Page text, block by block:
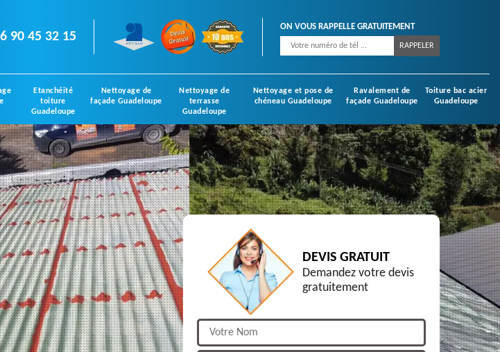
90 45 32 15
ON VOUS RAPPELLE GRATUITEMENT
Etanchéité
toiture
Guadeloupe
Nettoyage de
façade Guadeloupe
Nettoyage de
terrasse
Guadeloupe
Nettoyage et pose de
chéneau Guadeloupe
Ravalement de
façade Guadeloupe
Toiture bac acier
Guadeloupe
DEVIS GRATUIT
Demandez votre devis
gratuitement